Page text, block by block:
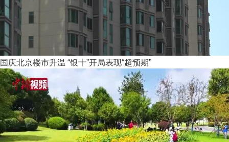
国庆北京楼市升温 “银十”开局表现“超预期”